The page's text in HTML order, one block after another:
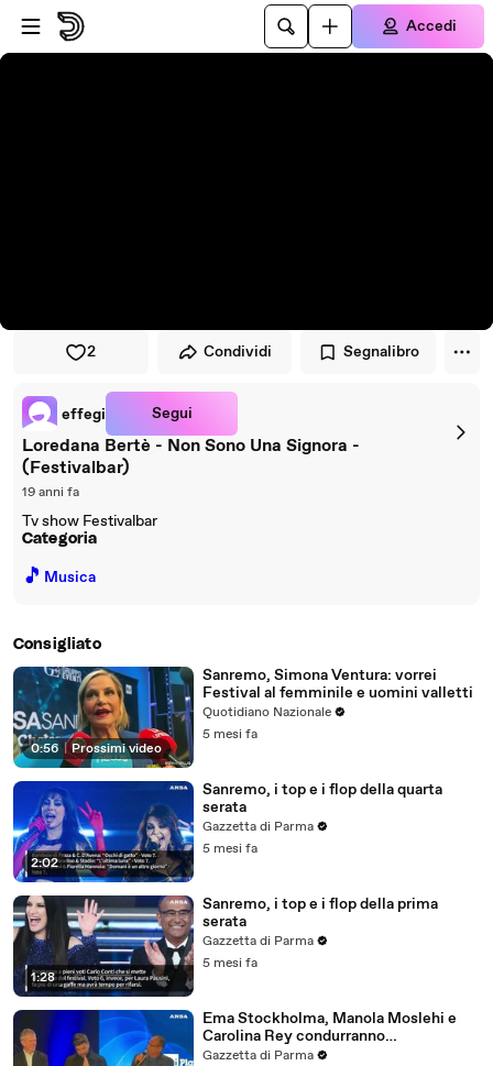
Vai al lettore
Passa al contenuto principale
Accedi
2 Condividi Segnalibro
effegi Segui
Loredana Bertè - Non Sono Una Signora -
(Festivalbar)
19 anni fa
Tv show Festivalbar
Categoria
🎵 Musica
Consigliato
0:56 | Prossimi video
Sanremo, Simona Ventura: vorrei
Festival al femminile e uomini valletti
Quotidiano Nazionale
5 mesi fa
2:02
Sanremo, i top e i flop della quarta
serata
Gazzetta di Parma
5 mesi fa
1:28
Sanremo, i top e i flop della prima
serata
Gazzetta di Parma
5 mesi fa
Ema Stockholma, Manola Moslehi e
Carolina Rey condurranno
PrimaFestival
Gazzetta di Parma